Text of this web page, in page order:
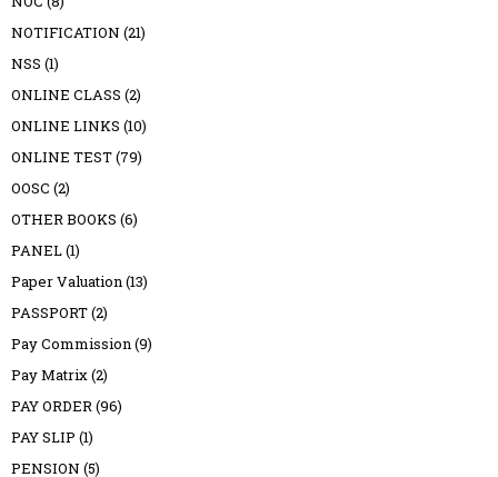
NOTIFICATION (21)
NSS (1)
ONLINE CLASS (2)
ONLINE LINKS (10)
ONLINE TEST(79)
OOSC (2)
OTHER BOOKS (6)
PANEL(1)
Paper Valuation(13)
PASSPORT(2)
Pay Commission(9)
Pay Matrix(2)
PAY ORDER(96)
PAY SLIP (1)
PENSION (5)